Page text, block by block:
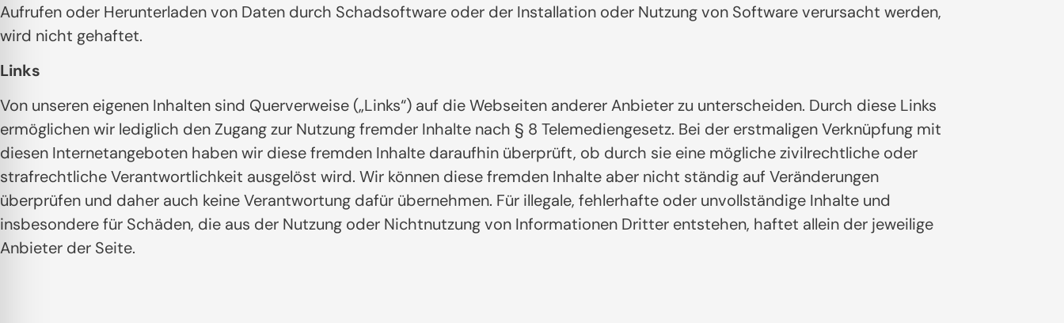
Aufrufen oder Herunterladen von Daten durch Schadsoftware oder der Installation oder Nutzung von Software verursacht werden,
wird nicht gehaftet.
Links
Von unseren eigenen Inhalten sind Querverweise („Links“) auf die Webseiten anderer Anbieter zu unterscheiden. Durch diese Links
ermöglichen wir lediglich den Zugang zur Nutzung fremder Inhalte nach § 8 Telemediengesetz. Bei der erstmaligen Verknüpfung mit
diesen Internetangeboten haben wir diese fremden Inhalte daraufhin überprüft, ob durch sie eine mögliche zivilrechtliche oder
strafrechtliche Verantwortlichkeit ausgelöst wird. Wir können diese fremden Inhalte aber nicht ständig auf Veränderungen
überprüfen und daher auch keine Verantwortung dafür übernehmen. Für illegale, fehlerhafte oder unvollständige Inhalte und
insbesondere für Schäden, die aus der Nutzung oder Nichtnutzung von Informationen Dritter entstehen, haftet allein der jeweilige
Anbieter der Seite.